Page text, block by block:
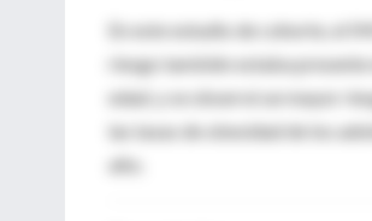
En este estudio de cohorte, el
riesgo también estaba
edad, y se observó un mayor
las tasas de obesidad de los
alto.